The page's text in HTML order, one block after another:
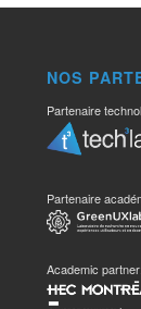
NOS
Partenaire
Partenaire
Academic partner: